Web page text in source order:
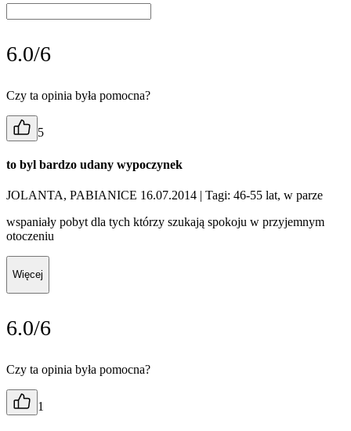
6.0/6
Czy ta opinia była pomocna?
5
to byl bardzo udany wypoczynek
JOLANTA, PABIANICE 16.07.2014 | Tagi: 46-55 lat, w parze
wspaniały pobyt dla tych którzy szukają spokoju w przyjemnym
otoczeniu
Więcej
6.0/6
Czy ta opinia była pomocna?
1